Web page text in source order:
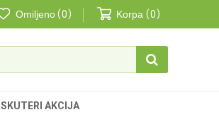
Omiljeno 0 Korpa 0
SKUTERI AKCIJA